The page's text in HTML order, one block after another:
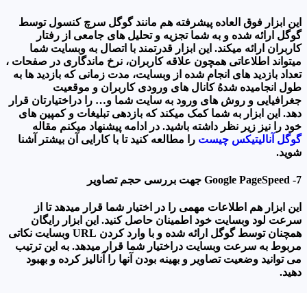
این ابزار فوق العاده پیشرفته هم مانند گوگل سرچ کنسول توسط
گوگل ارائه شده و به شما تجزیه و تحلیل های جامعی از رفتار
کاربران ارائه میکند. این ابزار قدرتمند با اتصال به وبسایت شما
میتواند اطلاعاتی همچون علاقه کاربران، نرخ ماندگاری در صفحات ،
تعداد بازدید های انجام شده از وبسایت، مدت زمانی که بازدید ها به
طول انجامیده شدهُ کانال های ورودی کاربران و موقعیت
جغرافیایی و روش های ورود به سایت شما و… را دراختیارتان قرار
دهد. این ابزار به شما کمک میکند که بازدهی تبلیغات و کمپین های
خود را نیز زیر نظر داشته باشید. در ادامه پیشنهاد میکنم مقاله
گوگل آنالیتیکس چیست را مطالعه کنید تا با کارایی آن بیشتر آشنا
شوید.
7- Google PageSpeed جهت بررسی حجم تصاویر
این ابزار هم اطلاعات مهمی را در اختیار شما قرار میدهد تا از
سرعت لود وبسایت خود اطمینان حاصل کنید. این ابزار رایگان
همچنان توسط گوگل ارائه شده و با وارد کردن URL وبسایت نکاتی
مربوط به سرعت وبسایت دراختیار شما قرار میدهد. به این ترتیب
می توانید وضعیت تصاویر و بهینه بودن آنها را آنالیز کرده و بهبود
دهید.